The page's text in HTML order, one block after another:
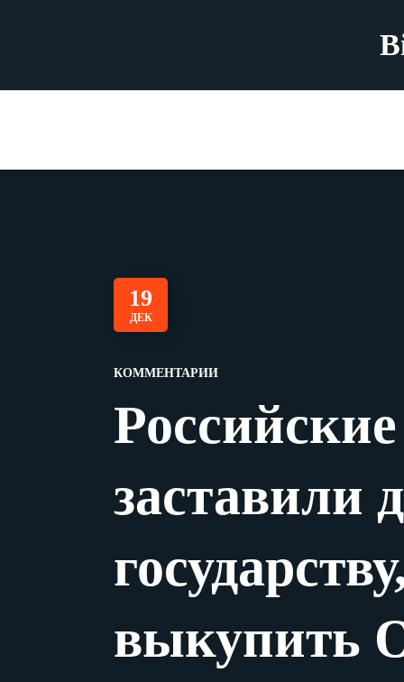
19
ДЕК
КОММЕНТАРИИ
заставили
выкупить